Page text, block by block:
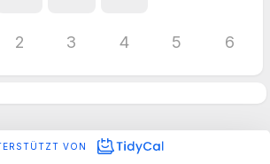
2 3 4 5 6
VON